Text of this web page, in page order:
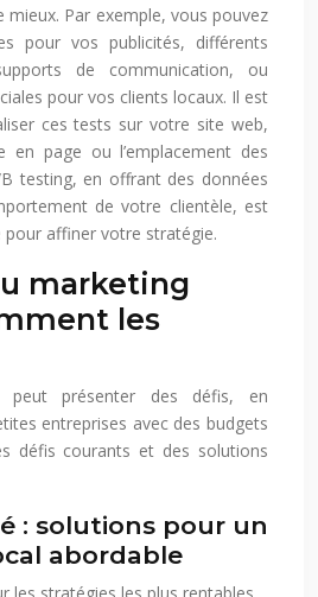
mieux. Par exemple, vous pouvez
pour vos publicités, différents
de communication, ou
pour vos clients locaux. Il est
ces tests sur votre site web,
en page ou l’emplacement des
B testing, en offrant des données
de votre clientèle, est
pour affiner votre stratégie.
marketing
les
peut présenter des défis, en
entreprises avec des budgets
défis courants et des solutions
: solutions pour un
abordable
les stratégies les plus rentables